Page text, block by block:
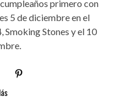
primero con
5 de diciembre en el
Smoking Stones y el 10